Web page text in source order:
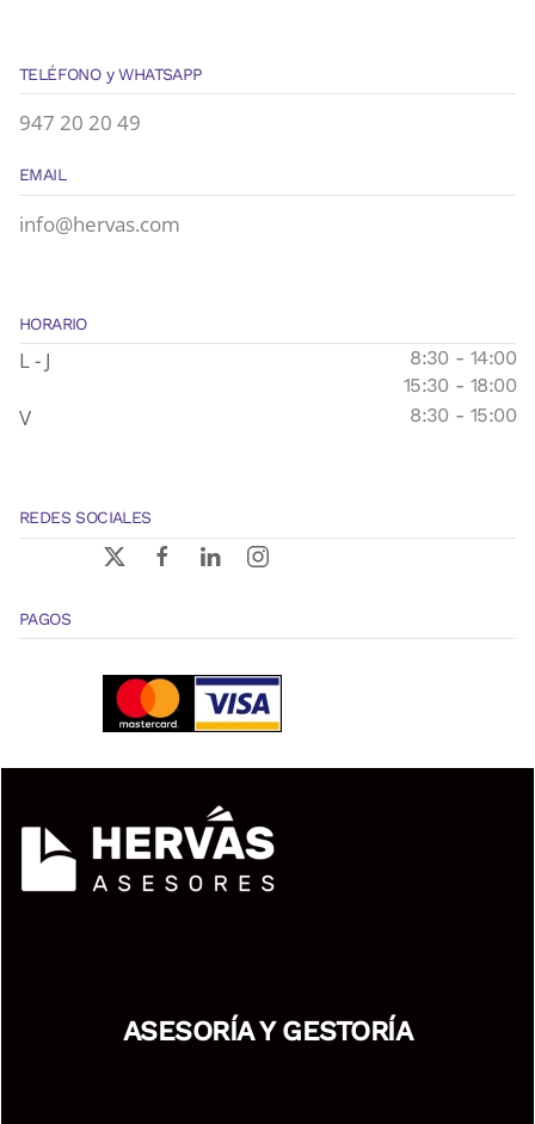
TELÉFONO y WHATSAPP
947 20 20 49
EMAIL
info@hervas.com
HORARIO
L - J
8:30 - 14:00
15:30 - 18:00
V 8:30 - 15:00
REDES SOCIALES
PAGOS
ASESORÍA Y GESTORÍA